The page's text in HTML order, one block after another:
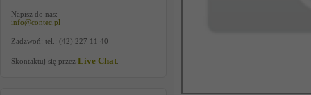
Napisz do nas:
info@contec.pl
Zadzwoń: tel.: (42) 227 11 40
Skontaktuj się przez Live Chat